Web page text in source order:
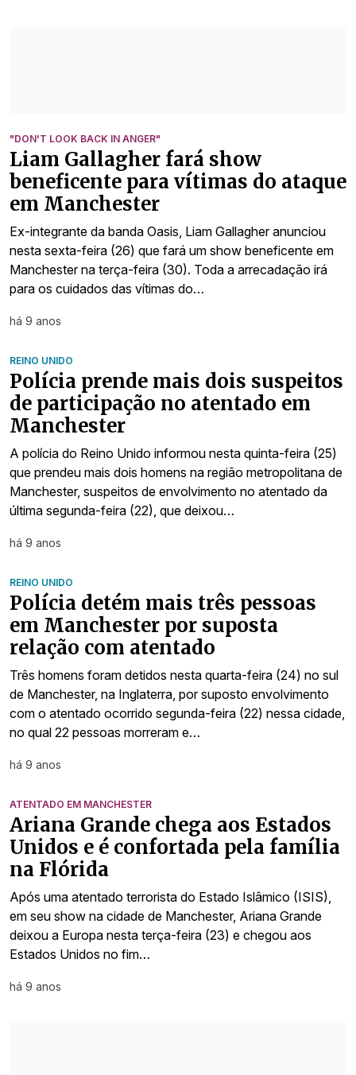
"DON'T LOOK BACK IN ANGER"
Liam Gallagher fará show
beneficente para vítimas do ataque
em Manchester
Ex-integrante da banda Oasis, Liam Gallagher anunciou
nesta sexta-feira (26) que fará um show beneficente em
Manchester na terça-feira (30). Toda a arrecadação irá
para os cuidados das vítimas do…
há 9 anos
REINO UNIDO
Polícia prende mais dois suspeitos
de participação no atentado em
Manchester
A polícia do Reino Unido informou nesta quinta-feira (25)
que prendeu mais dois homens na região metropolitana de
Manchester, suspeitos de envolvimento no atentado da
última segunda-feira (22), que deixou…
há 9 anos
REINO UNIDO
Polícia detém mais três pessoas
em Manchester por suposta
relação com atentado
Três homens foram detidos nesta quarta-feira (24) no sul
de Manchester, na Inglaterra, por suposto envolvimento
com o atentado ocorrido segunda-feira (22) nessa cidade,
no qual 22 pessoas morreram e…
há 9 anos
ATENTADO EM MANCHESTER
Ariana Grande chega aos Estados
Unidos e é confortada pela família
na Flórida
Após uma atentado terrorista do Estado Islâmico (ISIS),
em seu show na cidade de Manchester, Ariana Grande
deixou a Europa nesta terça-feira (23) e chegou aos
Estados Unidos no fim…
há 9 anos